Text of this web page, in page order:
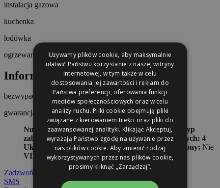
instalacja gazowa
kuchenka
lodówka
ogrzewanie postojowe
Informacje dodatkowe
bezwypadkowy
gwarancja
Numer oferty: AKL63S1J Rok produkcji: 2025
Typ
zabudowy: Przyczepa kempingowa Miejsc sypialnych: 4
Układ łóżek: Pietrowe Skrzynia biegów: Uszkodzony: Nie
VIN:
Zadzwoń
SMS
Używamy plików cookie, aby maksymalnie
ułatwić Państwu korzystanie z naszej witryny
internetowej, w tym także w celu
dostosowania jej zawartości i reklam do
Państwa preferencji, oferowania funkcji
mediów społecznościowych oraz w celu
analizy ruchu. Pliki cookie obejmują pliki
związane z kierowaniem treści oraz pliki do
zaawansowanej analityki. Klikając Akceptuj,
wyrażają Państwo zgodę na używanie przez
nas plików cookie. Aby zmienić rodzaj
wykorzystywanych przez nas plików cookie,
prosimy kliknąć „Zarządzaj”.